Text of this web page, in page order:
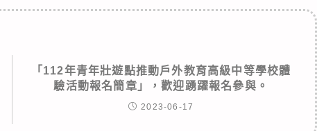
「112年青年壯遊點推動戶外教育高級中等學校體
驗活動報名簡章」，歡迎踴躍報名參與。
2023-06-17